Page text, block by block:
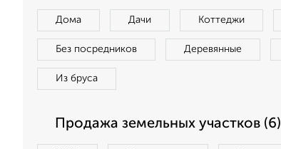
Дома Дачи Коттеджи
Без посредников Деревянные
Из бруса
Продажа земельных участков (6)